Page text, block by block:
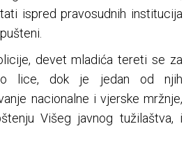
ispred pravosudnih institucija
devet mladića tereti se za
lice, dok je jedan od njih
nacionalne i vjerske mržnje,
Višeg javnog tužilaštva, i